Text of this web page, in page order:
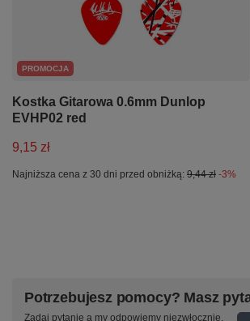
PROMOCJA
Kostka Gitarowa 0.6mm Dunlop
EVHP02 red
9,15 zł
Najniższa cena z 30 dni przed obniżką: 9,44 zł -3%
Potrzebujesz pomocy? Masz
Zadaj pytanie a my odpowiemy niezwłocznie,